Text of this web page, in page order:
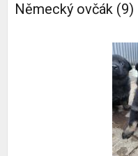
Německý ovčák (9)